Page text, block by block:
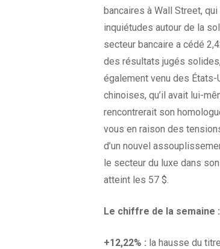
bancaires à Wall Street,
inquiétudes autour de la
secteur bancaire a cédé
des résultats jugés
également venu des États-
chinoises, qu’il avait lui-
rencontrerait son
vous en raison des
d’un nouvel
le secteur du luxe dans
atteint les 57 $.
Le chiffre de la semaine :
+12,22% : la hausse du